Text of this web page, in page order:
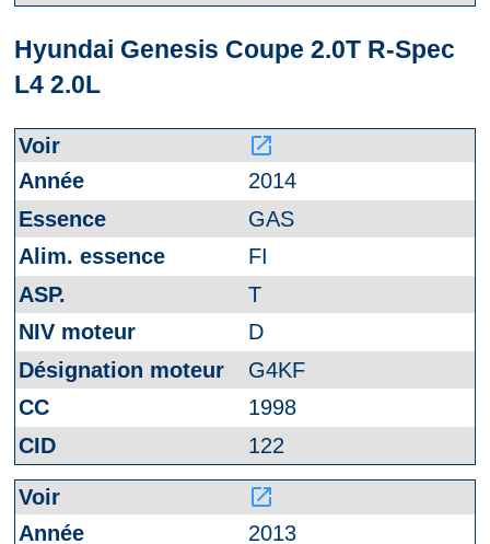
Hyundai Genesis Coupe 2.0T R-Spec
L4 2.0L
launch
2014
GAS
FI
T
D
G4KF
1998
122
launch
2013